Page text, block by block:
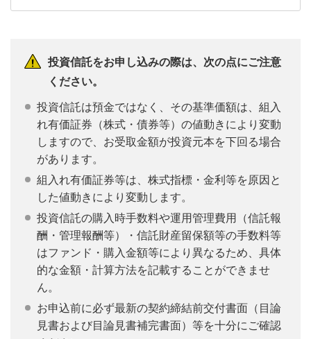
投資信託をお申し込みの際は、次の点にご注意
ください。
投資信託は預金ではなく、その基準価額は、組入
れ有価証券（株式・債券等）の値動きにより変動
しますので、お受取金額が投資元本を下回る場合
があります。
組入れ有価証券等は、株式指標・金利等を原因と
した値動きにより変動します。
投資信託の購入時手数料や運用管理費用（信託報
酬・管理報酬等）・信託財産留保額等の手数料等
はファンド・購入金額等により異なるため、具体
的な金額・計算方法を記載することができませ
ん。
お申込前に必ず最新の契約締結前交付書面（目論
見書および目論見書補完書面）等を十分にご確認